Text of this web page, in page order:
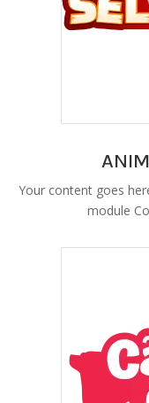
Your content goes
module